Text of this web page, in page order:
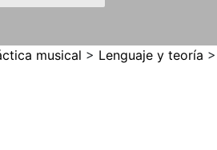
musical > Lenguaje y teoría >